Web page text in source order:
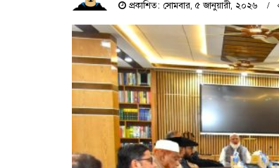
প্রকাশিত: সোমবার, ৫ জানুয়ারী, ২০২৬